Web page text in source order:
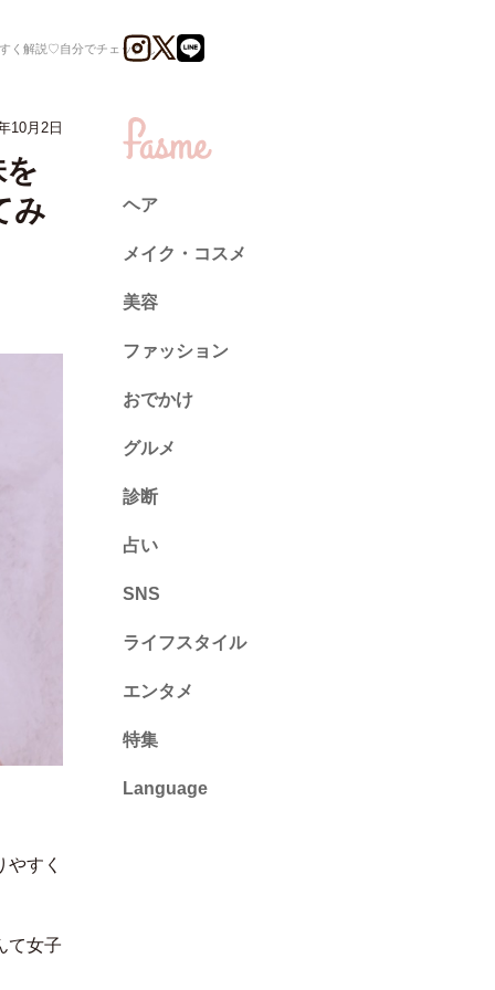
♡自分でチェックしてみよう！
10月2日
み
すく
て女子
ヘア
メイク・コスメ
美容
ファッション
トレンド
ネイル
おでかけ
グルメ
診断
診断
占い
心理テスト
SNS
ライフスタイル
推し活
カルチャー・暮らし
エンタメ
特集
Language